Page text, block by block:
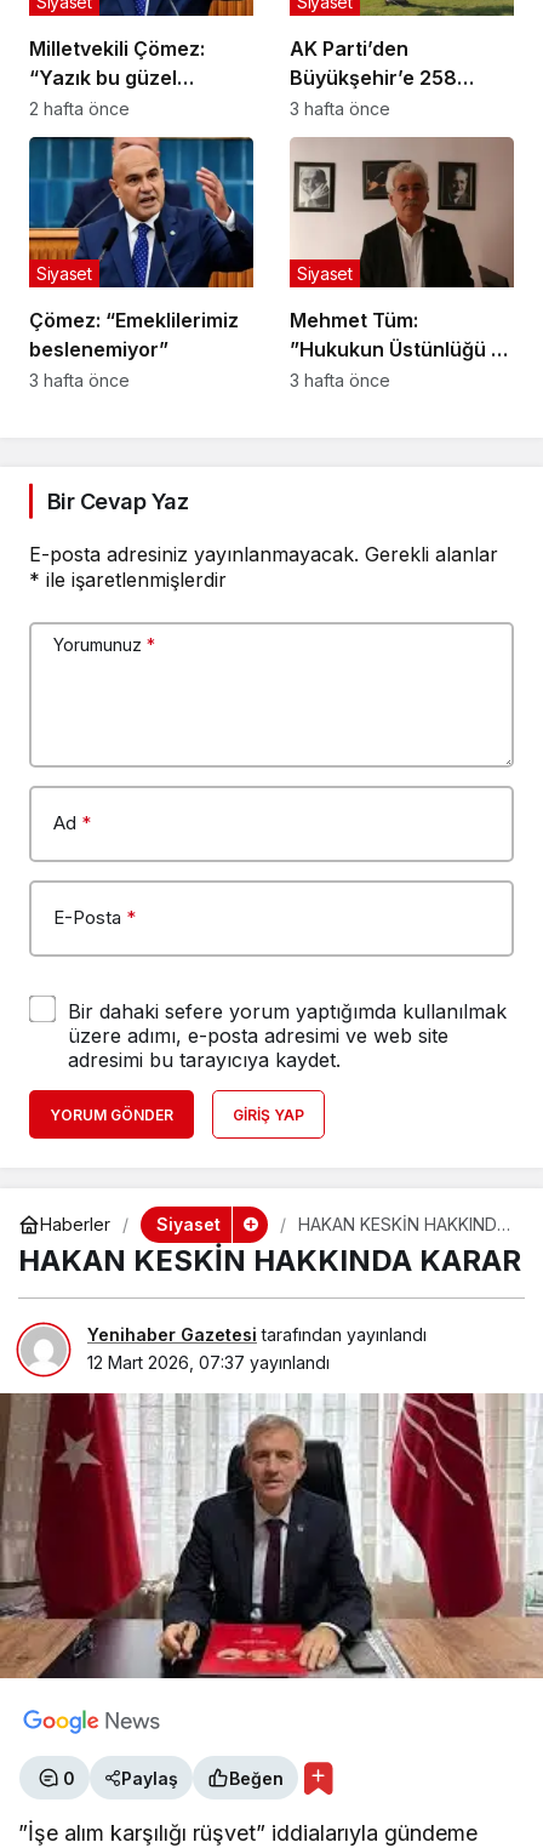
Milletvekili Çömez:
“Yazık bu güzel
yavrulara!”
2 hafta önce
AK Parti’den
Büyükşehir’e 258
Milyon Liralık Peyzaj
Harcaması Soruları
3 hafta önce
Çömez: “Emeklilerimiz
beslenemiyor”
Siyaset
3 hafta önce
Mehmet Tüm:
”Hukukun Üstünlüğü ve
Adil Yargılanma İlkesi
Siyaset
3 hafta önce
Bir Cevap Yaz
E-posta adresiniz yayınlanmayacak. Gerekli alanlar
* ile işaretlenmişlerdir
Yorumunuz *
Ad *
E-Posta *
Bir dahaki sefere yorum yaptığımda kullanılmak
üzere adımı, e-posta adresimi ve web site
adresimi bu tarayıcıya kaydet.
YORUM GÖNDER GIRIŞ YAP
Haberler Siyaset
HAKAN KESKİN HAKKINDA
HAKAN KESKİN HAKKINDA KARAR
Yenihaber Gazetesi tarafından yayınlandı
12 Mart 2026, 07:37 yayınlandı
0 Paylaş Beğen
”İşe alım karşılığı rüşvet” iddialarıyla gündeme